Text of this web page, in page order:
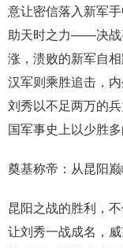
意让密信落入新军
助天时之力——决战
涨，溃败的新军自
汉军则乘胜追击，
刘秀以不足两万的
国军事史上以少胜多
奠基称帝：从昆阳
昆阳之战的胜利，
让刘秀一战成名，